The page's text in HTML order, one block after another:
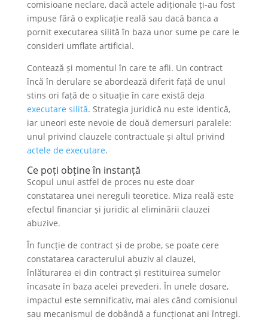
comisioane neclare, dacă actele adiționale ți-au fost
impuse fără o explicație reală sau dacă banca a
pornit executarea silită în baza unor sume pe care le
consideri umflate artificial.
Contează și momentul în care te afli. Un contract
încă în derulare se abordează diferit față de unul
stins ori față de o situație în care există deja
executare silită. Strategia juridică nu este identică,
iar uneori este nevoie de două demersuri paralele:
unul privind clauzele contractuale și altul privind
actele de executare.
Ce poți obține în instanță
Scopul unui astfel de proces nu este doar
constatarea unei nereguli teoretice. Miza reală este
efectul financiar și juridic al eliminării clauzei
abuzive.
În funcție de contract și de probe, se poate cere
constatarea caracterului abuziv al clauzei,
înlăturarea ei din contract și restituirea sumelor
încasate în baza acelei prevederi. În unele dosare,
impactul este semnificativ, mai ales când comisionul
sau mecanismul de dobândă a funcționat ani întregi.